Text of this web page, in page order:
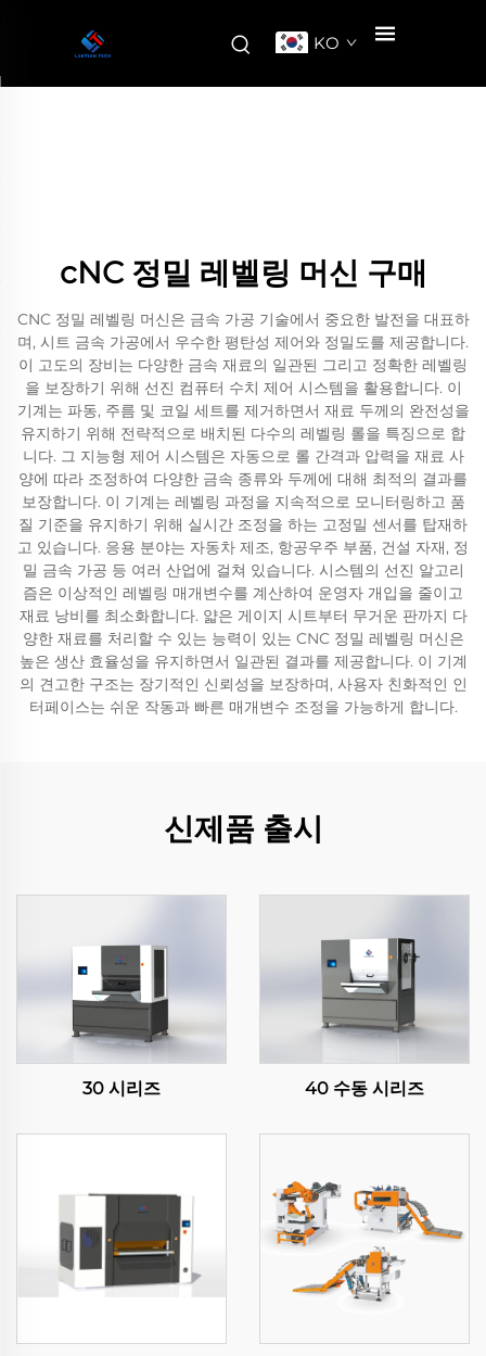
KO
cNC 정밀 레벨링 머신 구매
CNC 정밀 레벨링 머신은 금속 가공 기술에서 중요한 발전을 대표하
며, 시트 금속 가공에서 우수한 평탄성 제어와 정밀도를 제공합니다.
이 고도의 장비는 다양한 금속 재료의 일관된 그리고 정확한 레벨링
을 보장하기 위해 선진 컴퓨터 수치 제어 시스템을 활용합니다. 이
기계는 파동, 주름 및 코일 세트를 제거하면서 재료 두께의 완전성을
유지하기 위해 전략적으로 배치된 다수의 레벨링 롤을 특징으로 합
니다. 그 지능형 제어 시스템은 자동으로 롤 간격과 압력을 재료 사
양에 따라 조정하여 다양한 금속 종류와 두께에 대해 최적의 결과를
보장합니다. 이 기계는 레벨링 과정을 지속적으로 모니터링하고 품
질 기준을 유지하기 위해 실시간 조정을 하는 고정밀 센서를 탑재하
고 있습니다. 응용 분야는 자동차 제조, 항공우주 부품, 건설 자재, 정
밀 금속 가공 등 여러 산업에 걸쳐 있습니다. 시스템의 선진 알고리
즘은 이상적인 레벨링 매개변수를 계산하여 운영자 개입을 줄이고
재료 낭비를 최소화합니다. 얇은 게이지 시트부터 무거운 판까지 다
양한 재료를 처리할 수 있는 능력이 있는 CNC 정밀 레벨링 머신은
높은 생산 효율성을 유지하면서 일관된 결과를 제공합니다. 이 기계
의 견고한 구조는 장기적인 신뢰성을 보장하며, 사용자 친화적인 인
터페이스는 쉬운 작동과 빠른 매개변수 조정을 가능하게 합니다.
신제품 출시
30 시리즈 40 수동 시리즈